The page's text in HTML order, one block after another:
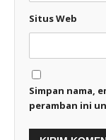
Situs Web
Simpan nama,
peramban ini